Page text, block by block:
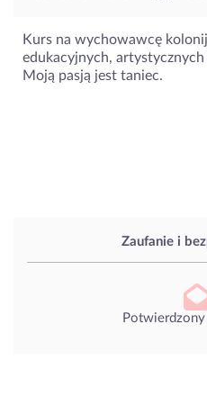
Zaufanie i
Potwierdzony
Kurs na wychowawcę
edukacyjnych, artystycznych
Moją pasją jest taniec.